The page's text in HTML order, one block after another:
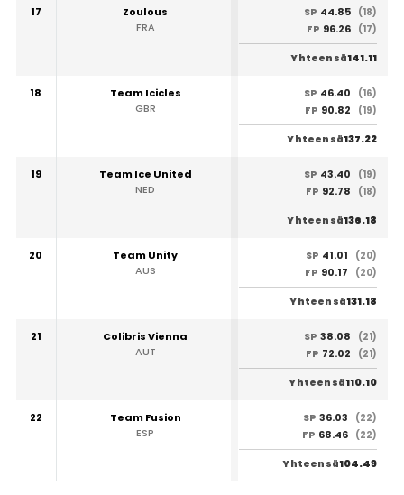
17
Zoulous
FRA
SP 44.85 (18)
FP 96.26 (17)
Yhteensä141.11
18
Team Icicles
GBR
SP 46.40
(16)
FP 90.82 (19)
Yhteensä137.22
19
Team Ice United
NED
SP 43.40
(19)
FP 92.78 (18)
Yhteensä136.18
20
Team Unity
AUS
SP 41.01
(20)
FP 90.17 (20)
Yhteensä131.18
21
Colibris Vienna
AUT
SP 38.08
(21)
FP 72.02 (21)
Yhteensä110.10
22
Team Fusion
ESP
SP 36.03
(22)
FP 68.46 (22)
Yhteensä104.49